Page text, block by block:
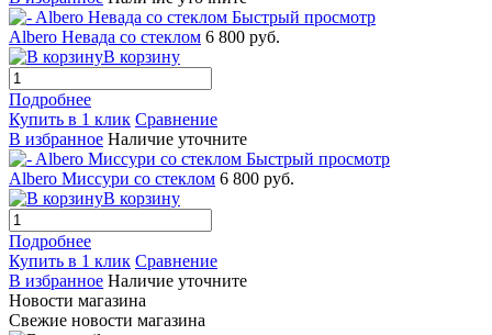
Быстрый просмотр
Albero Невада со стеклом 6 800 руб.
В корзину
Подробнее
Купить в 1 клик Сравнение
В избранное Наличие уточните
Быстрый просмотр
Albero Миссури со стеклом 6 800 руб.
В корзину
Подробнее
Купить в 1 клик Сравнение
В избранное Наличие уточните
Новости магазина
Свежие новости магазина